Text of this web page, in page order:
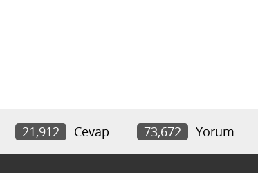
21,912 Cevap 73,672 Yorum